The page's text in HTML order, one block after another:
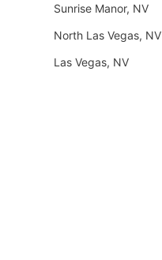
Sunrise Manor, NV
North Las Vegas, NV
Las Vegas, NV